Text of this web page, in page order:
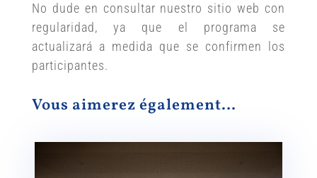
No dude en consultar nuestro sitio web con
regularidad, ya que el programa se
actualizará a medida que se confirmen los
participantes.
Vous aimerez également…